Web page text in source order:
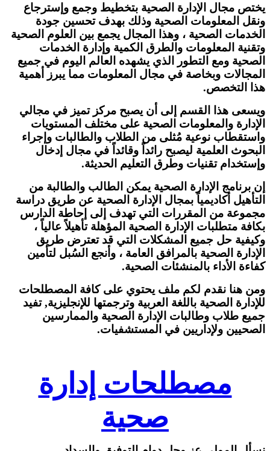
يختص مجال الإدارة الصحية بتخطيط وجمع وإسترجاع
ونقل المعلومات الصحية وذلك بهدف تحسين جودة
الخدمات الصحية ، وهذا المجال يجمع بين العلوم الصحية
وتقنية المعلومات والطرق الكمية وإدارة الخدمات
الصحية ومع التطور الذي يشهده العالم اليوم في جميع
المجالات وبخاصة في مجال المعلومات مما يبرز أهمية
هذا التخصص.
ويسعى هذا القسم إلى أن يصبح مركز تميز في مجالي
الإدارة والمعلومات الصحية على مختلف المستويات
واستقطاب نوعية مُثلى من الطلاب والطالبات وإجراء
البحوث العلمية ليصبح رائداً وقائداً في مجال إدخال
وإستخدام تقنيات وطرق التعليم الحديثة.
إن برنامج الإدارة الصحية يمكن الطالب والطالبة من
التأهيل أكاديمياً بمجال الإدارة الصحية عن طريق دراسة
مجموعة من المقررات التي تهدف إلى إحاطة الدارس
بكافة متطلبات الإدارة الصحية المؤهلة تأهيلاً عالياً ،
وكيفية حل جميع المشكلات التي قد تعترض طريق
الإدارة الصحية بالمرافق العامة ، وأنجع السُبل لتأمين
كفاءة الأداء بالمنشئات الصحية.
ومن هنا نقدم لكم ملف يحتوي على كافة المصطلحات
للإدارة الصحية باللغة العربية وترجمتها للإنجليزية, تفيد
جميع طلاب وطالبات الإدارة الصحية والممارسين
الصحيين ولإداريين في المستشفيات.
مصطلحات إدارة
صحية